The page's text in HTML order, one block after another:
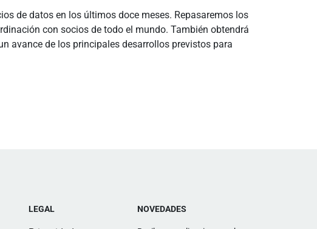
de datos en los últimos doce meses. Repasaremos los
con socios de todo el mundo. También obtendrá
avance de los principales desarrollos previstos para
LEGAL NOVEDADES